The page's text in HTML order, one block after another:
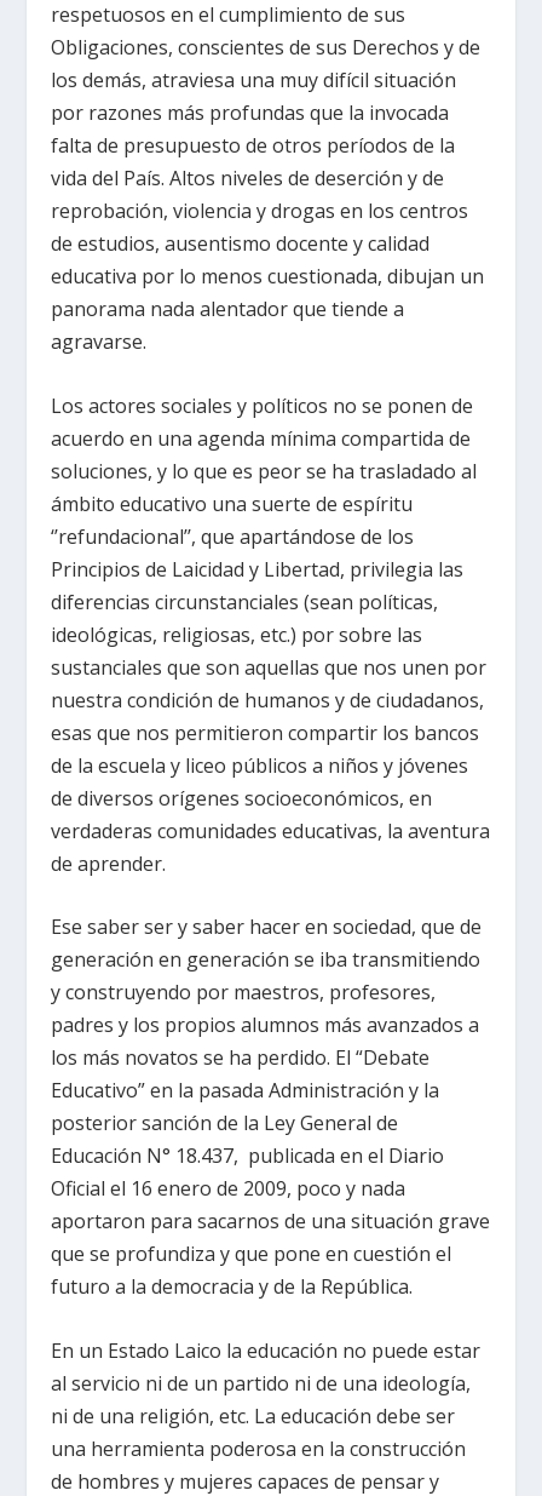
respetuosos en el cumplimiento de sus
Obligaciones, conscientes de sus Derechos y de
los demás, atraviesa una muy difícil situación
por razones más profundas que la invocada
falta de presupuesto de otros períodos de la
vida del País. Altos niveles de deserción y de
reprobación, violencia y drogas en los centros
de estudios, ausentismo docente y calidad
educativa por lo menos cuestionada, dibujan un
panorama nada alentador que tiende a
agravarse.
Los actores sociales y políticos no se ponen de
acuerdo en una agenda mínima compartida de
soluciones, y lo que es peor se ha trasladado al
ámbito educativo una suerte de espíritu
‘’refundacional’’, que apartándose de los
Principios de Laicidad y Libertad, privilegia las
diferencias circunstanciales (sean políticas,
ideológicas, religiosas, etc.) por sobre las
sustanciales que son aquellas que nos unen por
nuestra condición de humanos y de ciudadanos,
esas que nos permitieron compartir los bancos
de la escuela y liceo públicos a niños y jóvenes
de diversos orígenes socioeconómicos, en
verdaderas comunidades educativas, la aventura
de aprender.
Ese saber ser y saber hacer en sociedad, que de
generación en generación se iba transmitiendo
y construyendo por maestros, profesores,
padres y los propios alumnos más avanzados a
los más novatos se ha perdido. El “Debate
Educativo” en la pasada Administración y la
posterior sanción de la Ley General de
Educación N° 18.437, publicada en el Diario
Oficial el 16 enero de 2009, poco y nada
aportaron para sacarnos de una situación grave
que se profundiza y que pone en cuestión el
futuro a la democracia y de la República.
En un Estado Laico la educación no puede estar
al servicio ni de un partido ni de una ideología,
ni de una religión, etc. La educación debe ser
una herramienta poderosa en la construcción
de hombres y mujeres capaces de pensar y